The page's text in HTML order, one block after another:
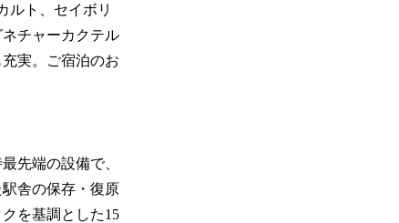
ルト、セイボリ
チャーカクテル
実。ご宿泊のお
先端の設備で、
舎の保存・復原
を基調とした15